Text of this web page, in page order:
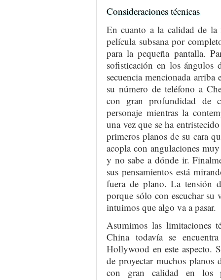
Consideraciones técnicas
En cuanto a la calidad de la
película subsana por
para la pequeña pantalla.
sofisticación en los ángulos
secuencia mencionada
su número de teléfono a
con gran profundidad de
personaje mientras la
una vez que se ha
primeros planos de su cara
acopla con angulaciones
y no sabe a dónde ir.
sus pensamientos está
fuera de plano. La tensión
porque sólo con escuchar
intuimos que algo va a pasar.
Asumimos las limitaciones
China todavía se
Hollywood en este aspecto.
de proyectar muchos planos
con gran calidad en